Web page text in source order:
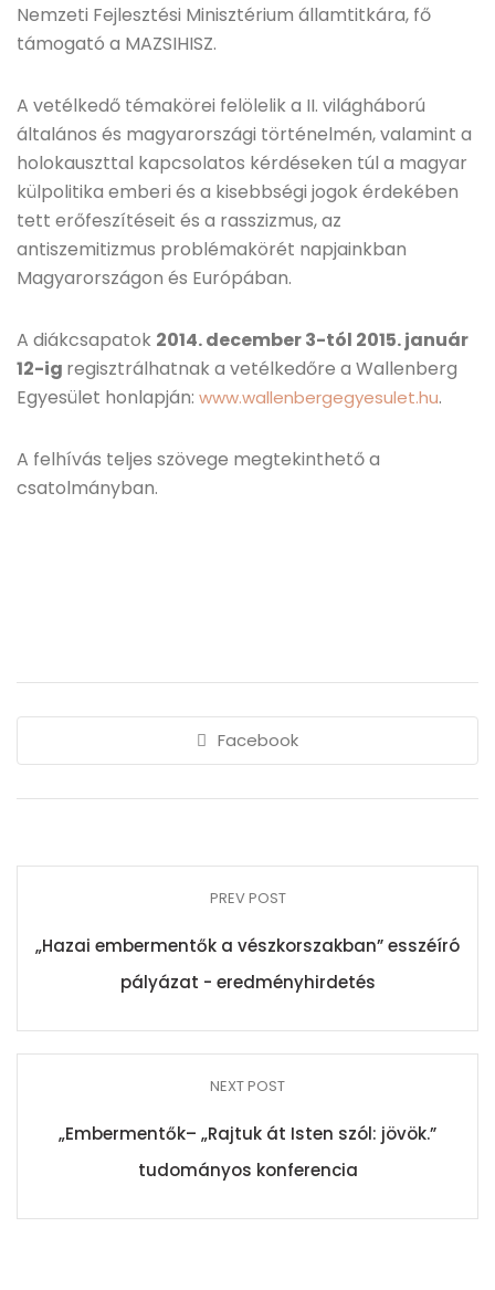
Nemzeti Fejlesztési Minisztérium államtitkára, fő
támogató a MAZSIHISZ.
A vetélkedő témakörei felölelik a II. világháború
általános és magyarországi történelmén, valamint a
holokauszttal kapcsolatos kérdéseken túl a magyar
külpolitika emberi és a kisebbségi jogok érdekében
tett erőfeszítéseit és a rasszizmus, az
antiszemitizmus problémakörét napjainkban
Magyarországon és Európában.
A diákcsapatok 2014. december 3-tól 2015. január
12-ig regisztrálhatnak a vetélkedőre a Wallenberg
Egyesület honlapján: www.wallenbergegyesulet.hu.
A felhívás teljes szövege megtekinthető a
csatolmányban.
Facebook
PREV POST
„Hazai embermentők a vészkorszakban” esszéíró
pályázat - eredményhirdetés
NEXT POST
„Embermentők– „Rajtuk át Isten szól: jövök.”
tudományos konferencia